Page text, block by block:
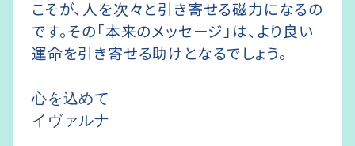
こそが、人を次々と引き寄せる磁力になるの
です。その「本来のメッセージ」は、より良い
運命を引き寄せる助けとなるでしょう。
心を込めて
イヴァルナ